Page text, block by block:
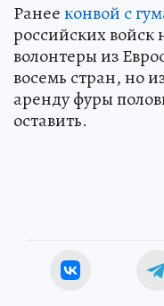
Ранееконвой с
российских войск
волонтеры из
восемь стран, но
аренду фуры
оставить.